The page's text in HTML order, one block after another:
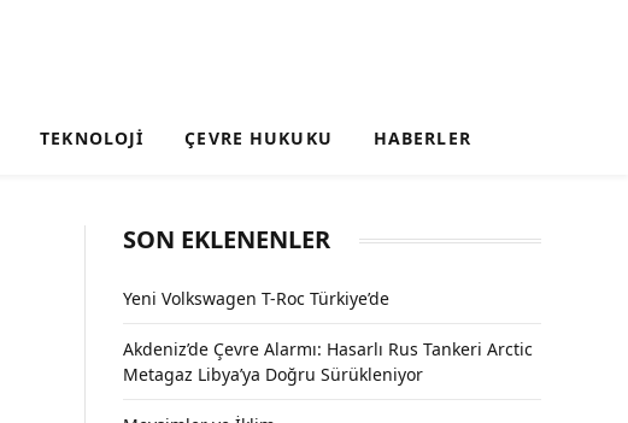
TEKNOLOJI ÇEVRE HUKUKU HABERLER
SON EKLENENLER
Yeni Volkswagen T-Roc Türkiye’de
Akdeniz’de Çevre Alarmı: Hasarlı Rus Tankeri Arctic
Metagaz Libya’ya Doğru Sürükleniyor